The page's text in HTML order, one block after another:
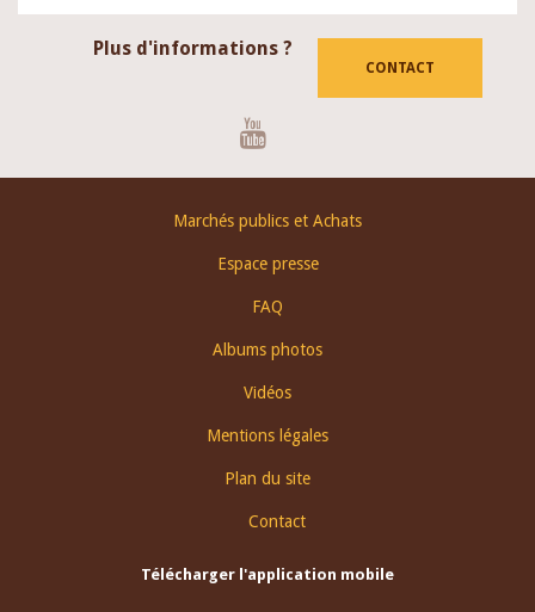
Plus d'informations ?
CONTACT
Marchés publics et Achats
Espace presse
FAQ
Albums photos
Vidéos
Mentions légales
Plan du site
Contact
Télécharger l'application mobile